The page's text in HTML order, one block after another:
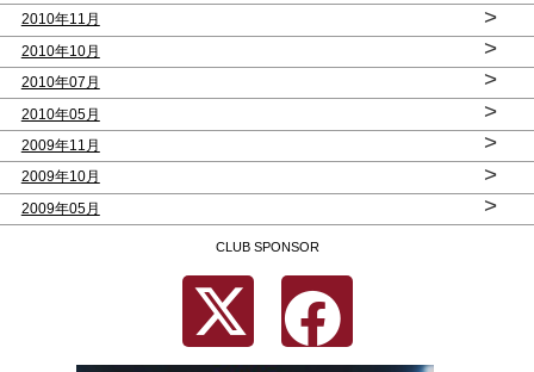
2010年11月 >
2010年10月 >
2010年07月 >
2010年05月 >
2009年11月 >
2009年10月 >
2009年05月 >
CLUB SPONSOR